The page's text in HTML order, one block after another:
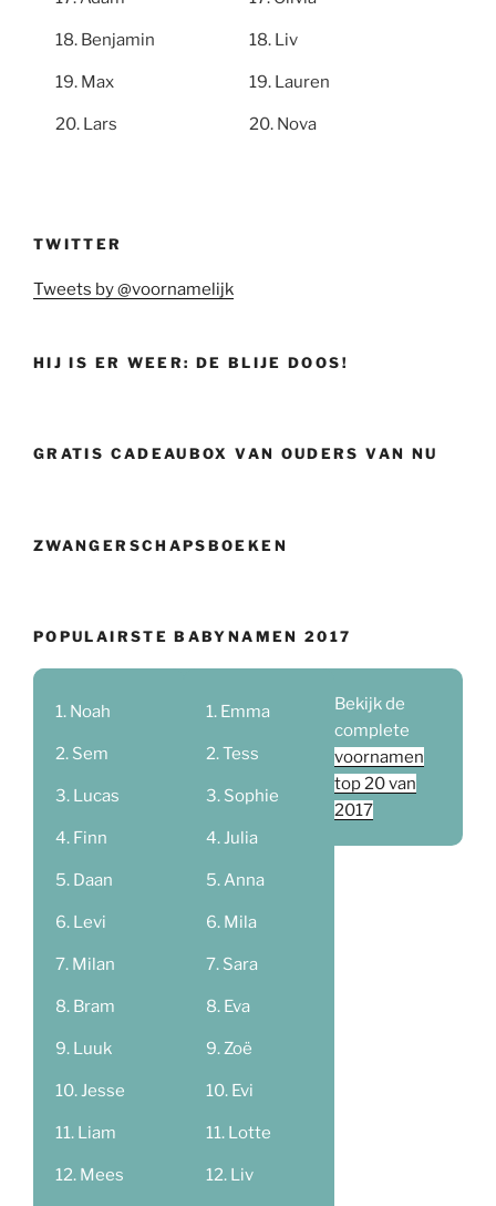
Benjamin
Max
Lars
Liv
Lauren
Nova
TWITTER
Tweets by @voornamelijk
HIJ IS ER WEER: DE BLIJE DOOS!
GRATIS CADEAUBOX VAN OUDERS VAN NU
ZWANGERSCHAPSBOEKEN
POPULAIRSTE BABYNAMEN 2017
Noah
Sem
Lucas
Finn
Daan
Levi
Milan
Bram
Luuk
Jesse
Liam
Mees
Emma
Tess
Sophie
Julia
Anna
Mila
Sara
Eva
Zoë
Evi
Lotte
Liv
Bekijk de
complete
voornamen
top 20 van
2017